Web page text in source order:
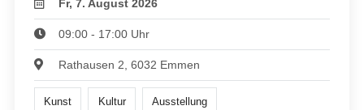
Fr, 7. August 2026
09:00 - 17:00 Uhr
Rathausen 2, 6032 Emmen
Kunst Kultur Ausstellung